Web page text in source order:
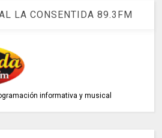
LA CONSENTIDA 89.3FM
informativa y musical